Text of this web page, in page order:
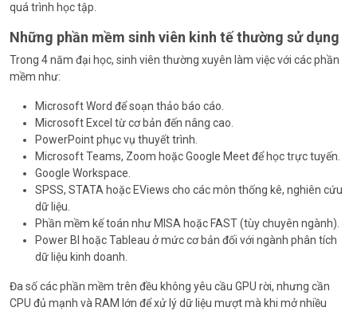
quá trình học tập.
Những phần mềm sinh viên kinh tế thường sử dụng
Trong 4 năm đại học, sinh viên thường xuyên làm việc với các phần
mềm như:
Microsoft Word để soạn thảo báo cáo.
Microsoft Excel từ cơ bản đến nâng cao.
PowerPoint phục vụ thuyết trình.
Microsoft Teams, Zoom hoặc Google Meet để học trực tuyến.
Google Workspace.
SPSS, STATA hoặc EViews cho các môn thống kê, nghiên cứu
dữ liệu.
Phần mềm kế toán như MISA hoặc FAST (tùy chuyên ngành).
Power BI hoặc Tableau ở mức cơ bản đối với ngành phân tích
dữ liệu kinh doanh.
Đa số các phần mềm trên đều không yêu cầu GPU rời, nhưng cần
CPU đủ mạnh và RAM lớn để xử lý dữ liệu mượt mà khi mở nhiều